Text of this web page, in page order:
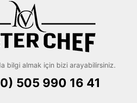
bilgi almak için bizi arayabilirsiniz.
505 990 16 41